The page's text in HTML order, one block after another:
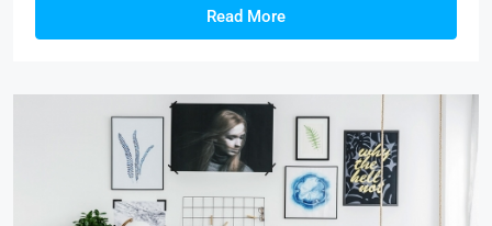
Read More